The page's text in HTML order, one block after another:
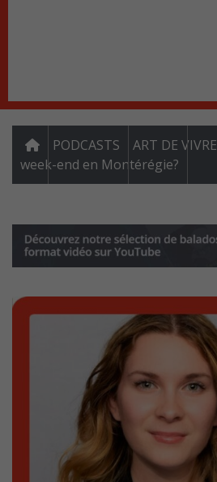
PODCASTS ART DE VIVRE
week-end en Montérégie?